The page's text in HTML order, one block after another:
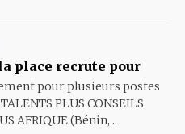
place recrute pour
pour plusieurs postes
PLUS CONSEILS
AFRIQUE (Bénin,...